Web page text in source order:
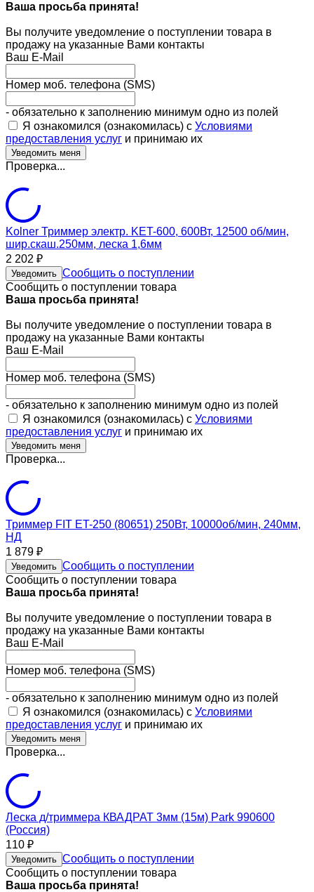
Ваша просьба принята!
Вы получите уведомление о поступлении товара в
продажу на указанные Вами контакты
Ваш E-Mail
Номер моб. телефона (SMS)
- обязательно к заполнению минимум одно из полей
Я ознакомился (ознакомилась) с Условиями
предоставления услуг и принимаю их
Проверка...
Kolner Триммер электр. KET-600, 600Вт, 12500 об/мин,
шир.скаш.250мм, леска 1,6мм
2 202 ₽
Уведомить Сообщить о поступлении
Сообщить о поступлении товара
Ваша просьба принята!
Вы получите уведомление о поступлении товара в
продажу на указанные Вами контакты
Ваш E-Mail
Номер моб. телефона (SMS)
- обязательно к заполнению минимум одно из полей
Я ознакомился (ознакомилась) с Условиями
предоставления услуг и принимаю их
Проверка...
Триммер FIT ET-250 (80651) 250Вт, 10000об/мин, 240мм,
НД
1 879 ₽
Уведомить Сообщить о поступлении
Сообщить о поступлении товара
Ваша просьба принята!
Вы получите уведомление о поступлении товара в
продажу на указанные Вами контакты
Ваш E-Mail
Номер моб. телефона (SMS)
- обязательно к заполнению минимум одно из полей
Я ознакомился (ознакомилась) с Условиями
предоставления услуг и принимаю их
Проверка...
Леска д/триммера КВАДРАТ 3мм (15м) Park 990600
(Россия)
110 ₽
Уведомить Сообщить о поступлении
Сообщить о поступлении товара
Ваша просьба принята!